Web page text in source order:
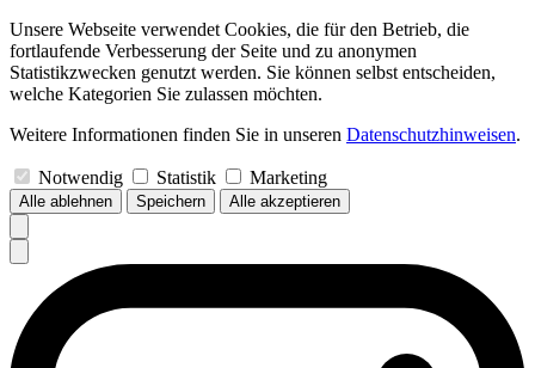
Unsere Webseite verwendet Cookies, die für den Betrieb, die
fortlaufende Verbesserung der Seite und zu anonymen
Statistikzwecken genutzt werden. Sie können selbst entscheiden,
welche Kategorien Sie zulassen möchten.
Weitere Informationen finden Sie in unseren Datenschutzhinweisen.
Notwendig Statistik Marketing
Alle ablehnen Speichern Alle akzeptieren